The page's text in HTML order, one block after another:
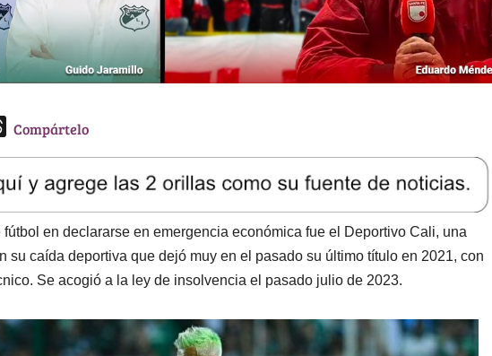
T
e
a
d
s
Compártelo
en declararse en emergencia económica fue el Deportivo Cali, una
su caída deportiva que dejó muy en el pasado su último título en 2021, con
Se acogió a la ley de insolvencia el pasado julio de 2023.